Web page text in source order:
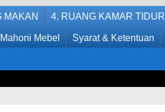
MAKAN 4. RUANG KAMAR TIDUR
Mebel Syarat & Ketentuan